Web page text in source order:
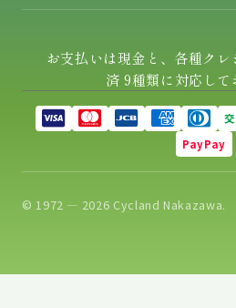
お支払いは現金と、各種ク
済 9種類に対応して
PayPay
© 1972 — 2026 Cycland Nakazawa.